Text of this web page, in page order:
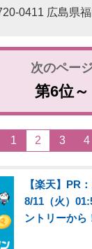
0411 広島県
第6位～
1 2 3 4
【楽天】PR
8/11（火）
ントリーから